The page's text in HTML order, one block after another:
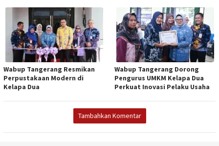
Wabup Tangerang Resmikan
Perpustakaan Modern di
Kelapa Dua
Wabup Tangerang Dorong
Pengurus UMKM Kelapa Dua
Perkuat Inovasi Pelaku Usaha
Tambahkan Komentar